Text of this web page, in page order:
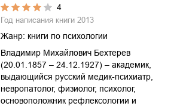
4
Год написания книги 2013
Жанр: книги по психологии
Владимир Михайлович Бехтерев
(20.01.1857 – 24.12.1927) – академик,
выдающийся русский медик-психиатр,
невропатолог, физиолог, психолог,
основоположник рефлексологии и